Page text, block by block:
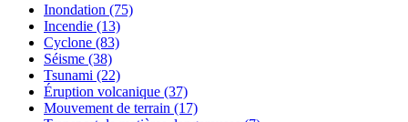
Inondation (75)
Incendie (13)
Cyclone (83)
Séisme (38)
Tsunami (22)
Éruption volcanique (37)
Mouvement de terrain (17)